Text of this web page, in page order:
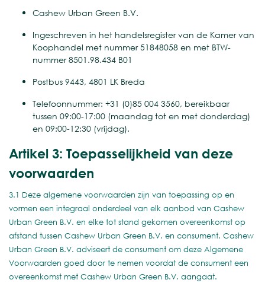
Cashew Urban Green B.V.
Ingeschreven in het handelsregister van de Kamer van
Koophandel met nummer 51848058 en met BTW-
nummer 8501.98.434 B01
Postbus 9443, 4801 LK Breda
Telefoonnummer: +31 (0)85 004 3560, bereikbaar
tussen 09:00-17:00 (maandag tot en met donderdag)
en 09:00-12:30 (vrijdag).
Artikel 3: Toepasselijkheid van deze
voorwaarden
3.1 Deze algemene voorwaarden zijn van toepassing op en
vormen een integraal onderdeel van elk aanbod van Cashew
Urban Green B.V. en elke tot stand gekomen overeenkomst op
afstand tussen Cashew Urban Green B.V. en consument. Cashew
Urban Green B.V. adviseert de consument om deze Algemene
Voorwaarden goed door te nemen voordat de consument een
overeenkomst met Cashew Urban Green B.V. aangaat.